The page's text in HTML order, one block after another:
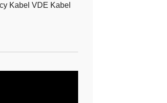
Kabel VDE Kabel